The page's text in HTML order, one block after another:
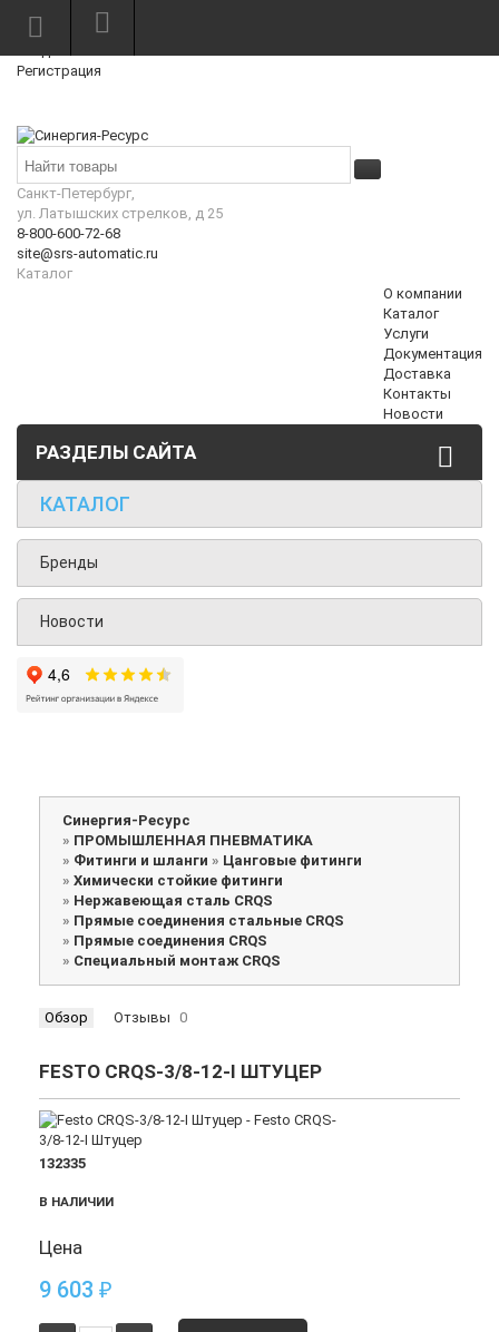
Режим работы: Пн—Пт: 10:00—18:00
Регистрация
Санкт-Петербург,
ул. Латышских стрелков, д 25
8-800-600-72-68
site@srs-automatic.ru
Каталог
О компании
Каталог
Услуги
Документация
Доставка
Контакты
Новости
РАЗДЕЛЫ САЙТА
КАТАЛОГ
Бренды
Новости
Синергия-Ресурс
» ПРОМЫШЛЕННАЯ ПНЕВМАТИКА
» Фитинги и шланги » Цанговые фитинги
» Химически стойкие фитинги
» Нержавеющая сталь CRQS
» Прямые соединения стальные CRQS
» Прямые соединения CRQS
» Специальный монтаж CRQS
Обзор Отзывы 0
FESTO CRQS-3/8-12-I ШТУЦЕР
132335
В НАЛИЧИИ
Цена
9 603 ₽